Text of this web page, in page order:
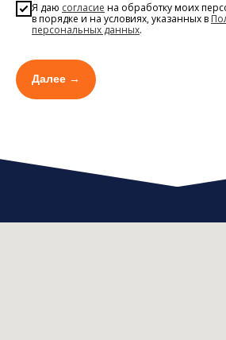
Я даю согласие на обработку моих
в порядке и на условиях, указанных в
персональных данных.
Далее →